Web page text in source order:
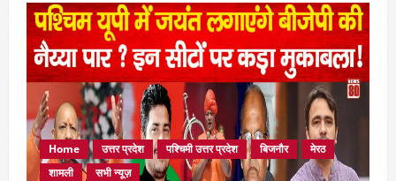
News:
गुरुद्वारा
श्री
गुरु
सिंह
सभा
में
10
किलोवाट
सोलर
पावर
प्लांट
का
लोकार्पण
Home उत्तर प्रदेश पश्चिमी उत्तर प्रदेश बिजनौर
मेरठ
शामली
सभी न्यूज़